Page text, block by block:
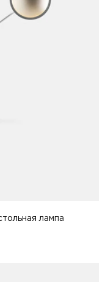
лампа